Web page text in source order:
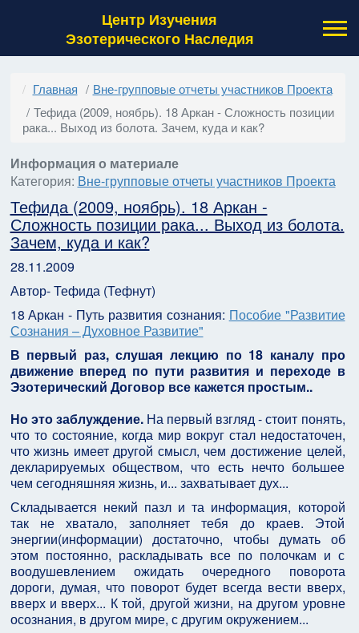
Центр Изучения
Эзотерического Наследия
Главная
Вне-групповые отчеты участников Проекта
Тефида (2009, ноябрь). 18 Аркан - Сложность позиции
рака... Выход из болота. Зачем, куда и как?
Информация о материале
Категория: Вне-групповые отчеты участников Проекта
Тефида (2009, ноябрь). 18 Аркан -
Сложность позиции рака... Выход из болота.
Зачем, куда и как?
28.11.2009
Автор- Тефида (Тефнут)
18 Аркан - Путь развития сознания: Пособие "Развитие
Сознания – Духовное Развитие"
В первый раз, слушая лекцию по 18 каналу про
движение вперед по пути развития и переходе в
Эзотерический Договор все кажется простым..
Но это заблуждение.На первый взгляд - стоит понять,
что то состояние, когда мир вокруг стал недостаточен,
что жизнь имеет другой смысл, чем достижение целей,
декларируемых обществом, что есть нечто большее
чем сегодняшняя жизнь, и... захватывает дух...
Складывается некий пазл и та информация, которой
так не хватало, заполняет тебя до краев. Этой
энергии(информации) достаточно, чтобы думать об
этом постоянно, раскладывать все по полочкам и с
воодушевлением ожидать очередного поворота
дороги, думая, что поворот будет всегда вести вверх,
вверх и вверх... К той, другой жизни, на другом уровне
осознания, в другом мире, с другим окружением...